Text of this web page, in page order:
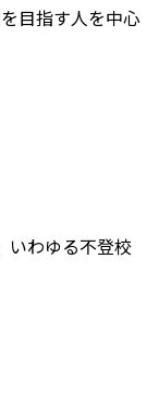
目指す人を中心
いわゆる不登校